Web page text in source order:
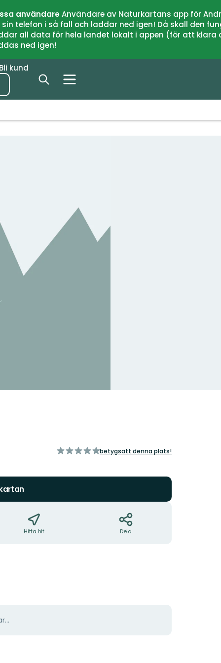
användareAnvändare av Naturkartans app för
telefon i så fall och laddar ned igen! Då skall den
all data för hela landet lokalt i appen (för att
ned igen!
Bli kund
av
betygsätt denna plats!
Hitta hit Dela